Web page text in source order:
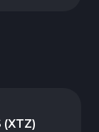
(XTZ)